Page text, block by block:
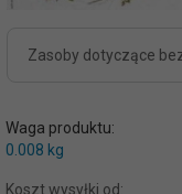
Zasoby dotyczące
Waga produktu:
0.008 kg
Koszt wysyłki od: